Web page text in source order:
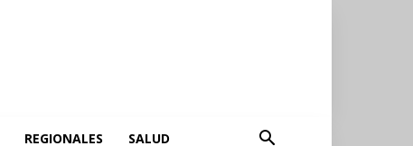
REGIONALES SALUD